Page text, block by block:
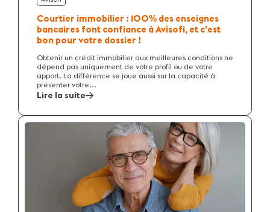
Courtier immobilier : 100% des enseignes
bancaires font confiance à Avisofi, et c’est
bon pour votre dossier !
Obtenir un crédit immobilier aux meilleures conditions ne
dépend pas uniquement de votre profil ou de votre
apport. La différence se joue aussi sur la capacité à
présenter votre...
Lire la suite